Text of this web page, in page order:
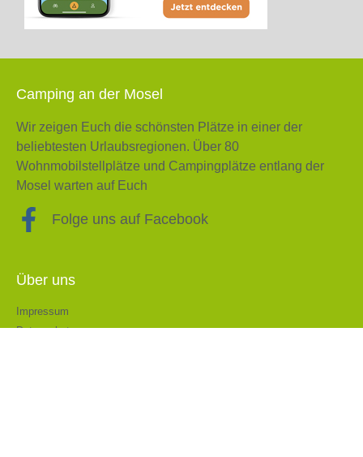
Camping an der Mosel
Wir zeigen Euch die schönsten Plätze in einer der
beliebtesten Urlaubsregionen. Über 80
Wohnmobilstellplätze und Campingplätze entlang der
Mosel warten auf Euch
Folge uns auf Facebook
Über uns
Impressum
Datenschutz